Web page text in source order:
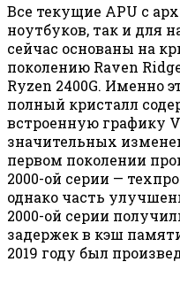
Все текущие APU с
ноутбуков, так и для
сейчас основаны на
поколению Raven
Ryzen 2400G. Именно
полный кристалл
встроенную графику
значительных
первом поколении
2000-ой серии —
однако часть
2000-ой серии
задержек в кэш
2019 году был